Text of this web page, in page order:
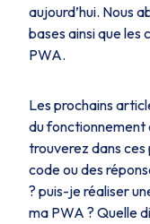
aujourd’hui. Nous
bases ainsi que
PWA.
Les prochains
du fonctionnement
trouverez dans ces
code ou des
? puis-je réaliser
ma PWA ? Quelle